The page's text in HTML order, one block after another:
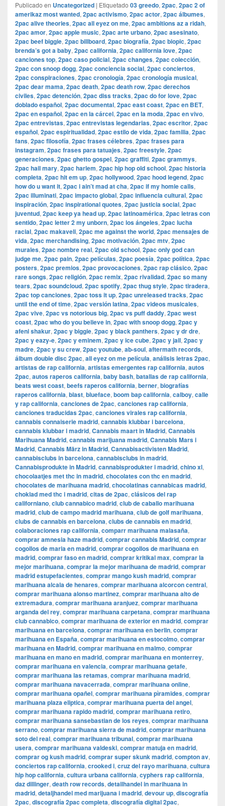
Publicado en Uncategorized | Etiquetado 03 greedo, 2pac, 2pac 2 of
amerikaz most wanted, 2pac activismo, 2pac actor, 2pac álbumes,
2pac alive theories, 2pac all eyez on me, 2pac ambitions az a ridah,
2pac amor, 2pac apple music, 2pac arte urbano, 2pac asesinato,
2pac beef biggie, 2pac billboard, 2pac biografía, 2pac biopic, 2pac
brenda’s got a baby, 2pac california, 2pac california love, 2pac
canciones top, 2pac caso policial, 2pac changes, 2pac colección,
2pac con snoop dogg, 2pac conciencia social, 2pac conciertos,
2pac conspiraciones, 2pac cronología, 2pac cronología musical,
2pac dear mama, 2pac death, 2pac death row, 2pac derechos
civiles, 2pac detención, 2pac diss tracks, 2pac do for love, 2pac
doblado español, 2pac documental, 2pac east coast, 2pac en BET,
2pac en español, 2pac en la cárcel, 2pac en la moda, 2pac en vivo,
2pac entrevistas, 2pac entrevistas legendarias, 2pac escritor, 2pac
español, 2pac espiritualidad, 2pac estilo de vida, 2pac familia, 2pac
fans, 2pac filosofía, 2pac frases célebres, 2pac frases para
instagram, 2pac frases para tatuajes, 2pac freestyle, 2pac
generaciones, 2pac ghetto gospel, 2pac graffiti, 2pac grammys,
2pac hail mary, 2pac harlem, 2pac hip hop old school, 2pac historia
completa, 2pac hit em up, 2pac hollywood, 2pac hood legend, 2pac
how do u want it, 2pac i ain’t mad at cha, 2pac if my homie calls,
2pac illuminati, 2pac impacto global, 2pac influencia cultural, 2pac
inspiración, 2pac inspirational quotes, 2pac justicia social, 2pac
juventud, 2pac keep ya head up, 2pac latinoamérica, 2pac letras con
sentido, 2pac letter 2 my unborn, 2pac los ángeles, 2pac lucha
racial, 2pac makaveli, 2pac me against the world, 2pac mensajes de
vida, 2pac merchandising, 2pac motivación, 2pac mtv, 2pac
murales, 2pac nombre real, 2pac old school, 2pac only god can
judge me, 2pac pain, 2pac películas, 2pac poesía, 2pac política, 2pac
posters, 2pac premios, 2pac provocaciones, 2pac rap clásico, 2pac
rare songs, 2pac religión, 2pac remix, 2pac rivalidad, 2pac so many
tears, 2pac soundcloud, 2pac spotify, 2pac thug style, 2pac tiradera,
2pac top canciones, 2pac toss it up, 2pac unreleased tracks, 2pac
until the end of time, 2pac versión latina, 2pac videos musicales,
2pac vive, 2pac vs notorious big, 2pac vs puff daddy, 2pac west
coast, 2pac who do you believe in, 2pac with snoop dogg, 2pac y
afeni shakur, 2pac y biggie, 2pac y black panthers, 2pac y dr dre,
2pac y eazy-e, 2pac y eminem, 2pac y ice cube, 2pac y jail, 2pac y
madre, 2pac y su crew, 2pac youtube, ab-soul, aftermath records,
álbum double disc 2pac, all eyez on me película, análisis letras 2pac,
artistas de rap california, artistas emergentes rap california, autos
2pac, autos raperos california, baby bash, batallas de rap california,
beats west coast, beefs raperos california, berner, biografías
raperos california, blast, blueface, boom bap california, calboy, calle
y rap california, canciones de 2pac, canciones rap california,
canciones traducidas 2pac, canciones virales rap california,
cannabis connaiserie madrid, cannabis klubbar i barcelona,
cannabis klubbar i madrid, Cannabis maart in Madrid, Cannabis
Marihuana Madrid, cannabis marijuana madrid, Cannabis Mars i
Madrid, Cannabis März in Madrid, Cannabisactivisten Madrid,
cannabisclubs in barcelona, cannabisclubs in madrid,
Cannabisprodukte in Madrid, cannabisprodukter i madrid, chino xl,
chocolaatjes met thc in madrid, chocolates con thc en madrid,
chocolates de marihuana madrid, chocolatinas cannabicas madrid,
choklad med thc i madrid, citas de 2pac, clásicos del rap
californiano, club cannabico madrid, club de caballo marihuana
madrid, club de campo madrid marihuana, club de golf marihuana,
clubs de cannabis en barcelona, clubs de cannabis en madrid,
colaboraciones rap california, comparr marihuana malasaña,
comprar amnesia haze madrid, comprar cannabis Madrid, comprar
cogollos de maria en madrid, comprar cogollos de marihuana en
madrid, comprar faso en madrid, comprar kritikal max, comprar la
mejor marihuana, comprar la mejor marihuana de madrid, comprar
madrid estupefacientes, comprar mango kush madrid, comprar
marihuana alcala de henares, comprar marihuana alcorcon central,
comprar marihuana alonso martinez, comprar marihuana alto de
extremadura, comprar marihuana aranjuez, comprar marihuana
arganda del rey, comprar marihuana carpetana, comprar marihuana
club cannabico, comprar marihuana de exterior en madrid, comprar
marihuana en barcelona, comprar marihuana en berlin, comprar
marihuana en España, comprar marihuana en estocolmo, comprar
marihuana en Madrid, comprar marihuana en malmo, comprar
marihuana en mano en madrid, comprar marihuana en monterrey,
comprar marihuana en valencia, comprar marihuana getafe,
comprar marihuana las retamas, comprar marihuana madrid,
comprar marihuana navacerrada, comprar marihuana online,
comprar marihuana opañel, comprar marihuana pìramides, comprar
marihuana plaza eliptica, comprar marihuana puerta del angel,
comprar marihuana rapido madrid, comprar marihuana retiro,
comprar marihuana sansebastian de los reyes, comprar marihuana
serrano, comprar marihuana sierra de madrid, comprar marihuana
soto del real, comprar marihuana tribunal, comprar marihuana
usera, comprar marihuana valdeski, comprar matuja en madrid,
comprar og kush madrid, comprar super skunk madrid, compton av,
conciertos rap california, crooked i, cruz del rayo marihuana, cultura
hip hop california, cultura urbana california, cyphers rap california,
daz dillinger, death row records, detailhandel in marihuana in
madrid, detaljhandel med marijuana i madrid, devour up, discografía
2pac, discografía 2pac completa, discografía digital 2pac,